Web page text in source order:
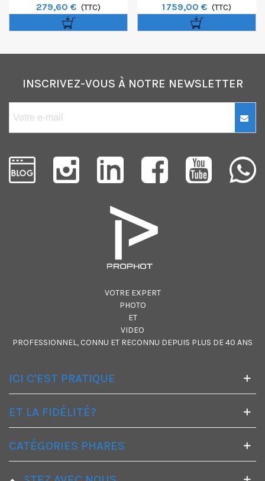
F/4.5-5.6 IS STM
279,60 € (TTC)
IS USM
1 759,00 € (TTC)
INSCRIVEZ-VOUS À NOTRE NEWSLETTER
VOTRE EXPERT
PHOTO
ET
VIDEO
PROFESSIONNEL, CONNU ET RECONNU DEPUIS PLUS DE 40 ANS
ICI C'EST PRATIQUE
ET LA FIDÉLITÉ?
CATÉGORIES PHARES